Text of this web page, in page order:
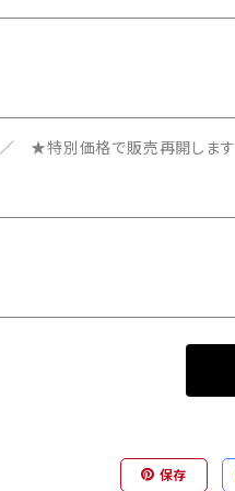
★特別価格で販売再開します
保存